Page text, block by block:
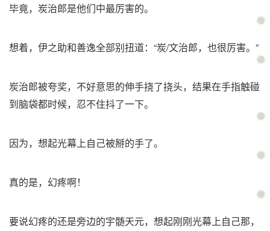
毕竟，炭治郎是他们中最厉害的。
想着，伊之助和善逸全部别扭道：“炭/文治郎，也很厉害。”
炭治郎被夸奖，不好意思的伸手挠了挠头，结果在手指触碰
到脑袋都时候，忍不住抖了一下。
因为，想起光幕上自己被掰的手了。
真的是，幻疼啊！
要说幻疼的还是旁边的宇髄天元，想起刚刚光幕上自己那，